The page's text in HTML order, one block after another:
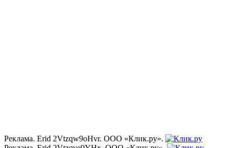
Реклама. Erid 2Vtzqw9oHvr. ООО «Клик.ру».